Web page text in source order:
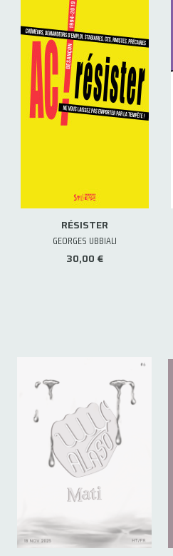
RÉSISTER
GEORGES UBBIALI
30,00 €